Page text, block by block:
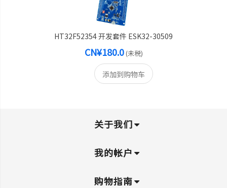
HT32F52354 开发套件 ESK32-30509
CN¥180.0(未税)
添加到购物车
关于我们
我的帐户
购物指南